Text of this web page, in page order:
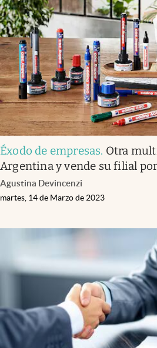
Éxodo de empresas. Otra
Argentina y vende su filial
Agustina Devincenzi
martes, 14 de Marzo de 2023